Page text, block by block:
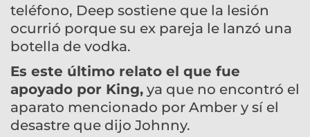
teléfono, Deep sostiene que la lesión
ocurrió porque su ex pareja le lanzó una
botella de vodka.
Es este último relato el que fue
apoyado por King, ya que no encontró el
aparato mencionado por Amber y sí el
desastre que dijo Johnny.